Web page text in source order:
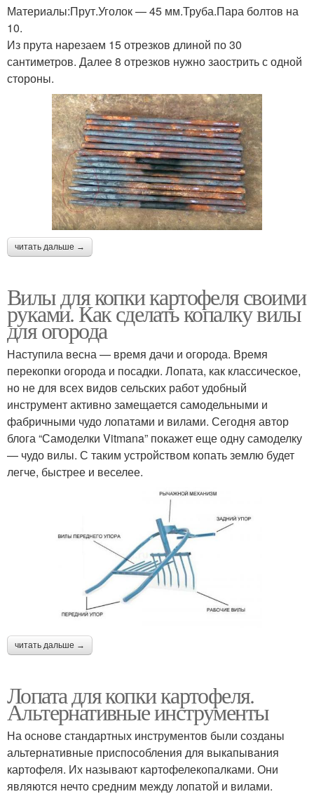
Материалы:Прут.Уголок — 45 мм.Труба.Пара болтов на
10.
Из прута нарезаем 15 отрезков длиной по 30
сантиметров. Далее 8 отрезков нужно заострить с одной
стороны.
читать дальше →
Вилы для копки картофеля своими
руками. Как сделать копалку вилы
для огорода
Наступила весна — время дачи и огорода. Время
перекопки огорода и посадки. Лопата, как классическое,
но не для всех видов сельских работ удобный
инструмент активно замещается самодельными и
фабричными чудо лопатами и вилами. Сегодня автор
блога “Самоделки Vitmana” покажет еще одну самоделку
— чудо вилы. С таким устройством копать землю будет
легче, быстрее и веселее.
читать дальше →
Лопата для копки картофеля.
Альтернативные инструменты
На основе стандартных инструментов были созданы
альтернативные приспособления для выкапывания
картофеля. Их называют картофелекопалками. Они
являются нечто средним между лопатой и вилами.